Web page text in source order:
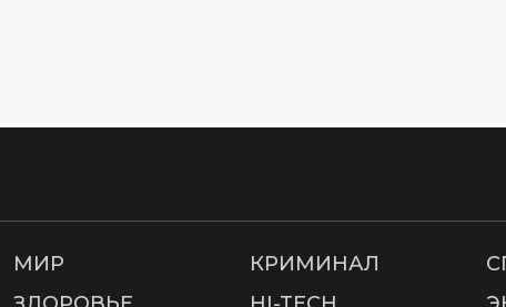
МИР КРИМИНАЛ